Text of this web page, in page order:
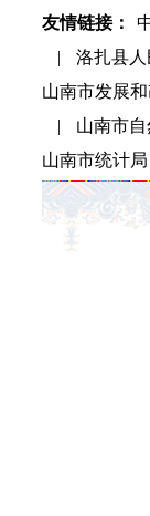
友情链接：
|
洛扎县
山南市发展
|
山南市
山南市统计局